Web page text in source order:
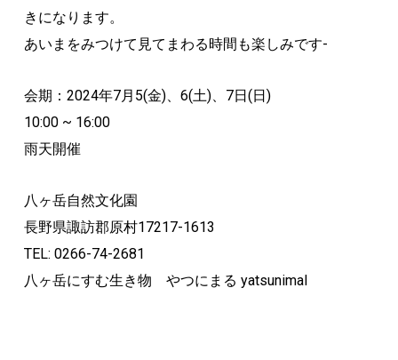
きになります。
あいまをみつけて見てまわる時間も楽しみです-
会期：2024年7月5(金)、6(土)、7日(日)
10:00 ~ 16:00
雨天開催
八ヶ岳自然文化園
長野県諏訪郡原村17217-1613
TEL: 0266-74-2681
八ヶ岳にすむ生き物 やつにまる yatsunimal